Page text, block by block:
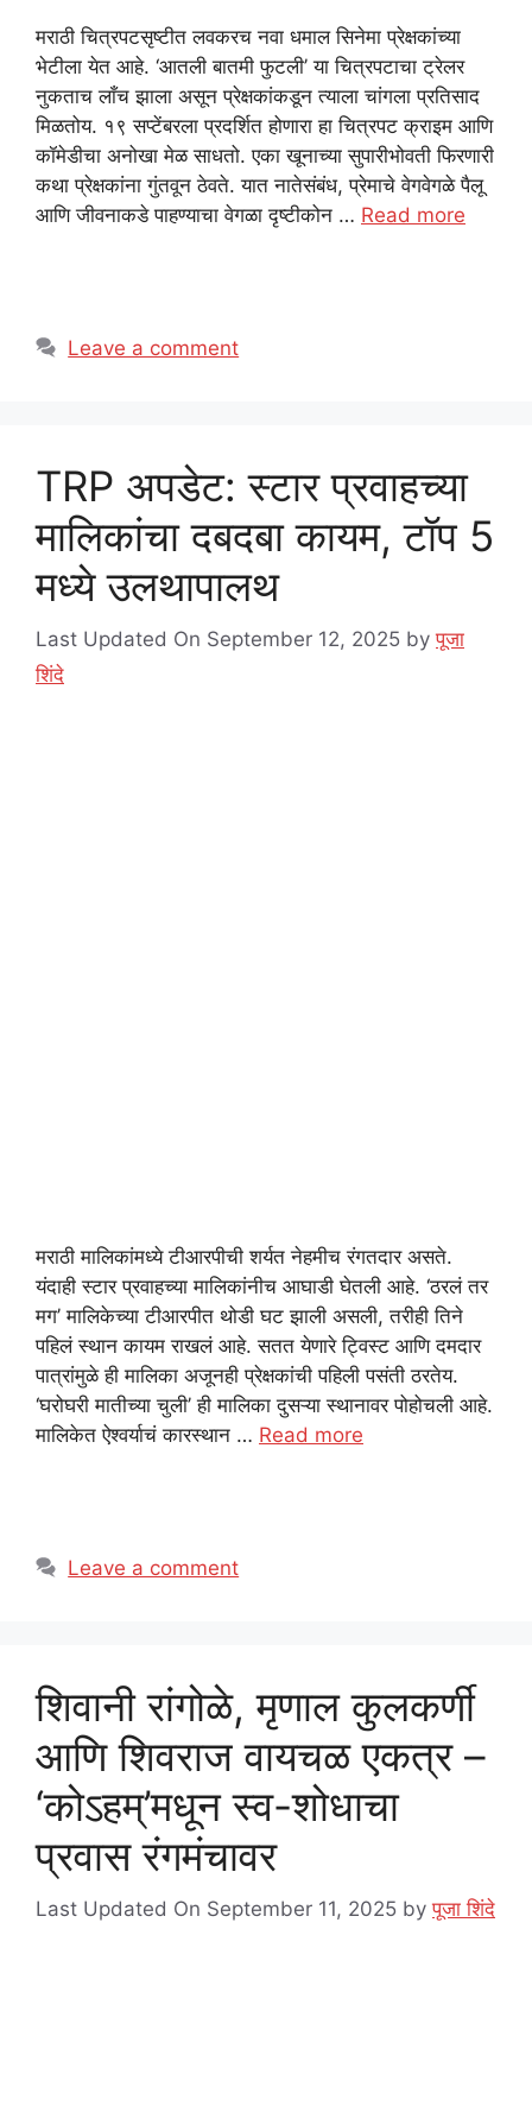
मराठी चित्रपटसृष्टीत लवकरच नवा धमाल सिनेमा प्रेक्षकांच्या
भेटीला येत आहे. ‘आतली बातमी फुटली’ या चित्रपटाचा ट्रेलर
नुकताच लाँच झाला असून प्रेक्षकांकडून त्याला चांगला प्रतिसाद
मिळतोय. १९ सप्टेंबरला प्रदर्शित होणारा हा चित्रपट क्राइम आणि
कॉमेडीचा अनोखा मेळ साधतो. एका खूनाच्या सुपारीभोवती फिरणारी
कथा प्रेक्षकांना गुंतवून ठेवते. यात नातेसंबंध, प्रेमाचे वेगवेगळे पैलू
आणि जीवनाकडे पाहण्याचा वेगळा दृष्टीकोन … Read more
Leave a comment
TRP अपडेट: स्टार प्रवाहच्या
मालिकांचा दबदबा कायम, टॉप 5
मध्ये उलथापालथ
Last Updated On September 12, 2025 byपूजा
शिंदे
मराठी मालिकांमध्ये टीआरपीची शर्यत नेहमीच रंगतदार असते.
यंदाही स्टार प्रवाहच्या मालिकांनीच आघाडी घेतली आहे. ‘ठरलं तर
मग’ मालिकेच्या टीआरपीत थोडी घट झाली असली, तरीही तिने
पहिलं स्थान कायम राखलं आहे. सतत येणारे ट्विस्ट आणि दमदार
पात्रांमुळे ही मालिका अजूनही प्रेक्षकांची पहिली पसंती ठरतेय.
‘घरोघरी मातीच्या चुली’ ही मालिका दुसऱ्या स्थानावर पोहोचली आहे.
मालिकेत ऐश्वर्याचं कारस्थान … Read more
Leave a comment
शिवानी रांगोळे, मृणाल कुलकर्णी
आणि शिवराज वायचळ एकत्र –
‘कोऽहम्’मधून स्व-शोधाचा
प्रवास रंगमंचावर
Last Updated On September 11, 2025 byपूजा शिंदे